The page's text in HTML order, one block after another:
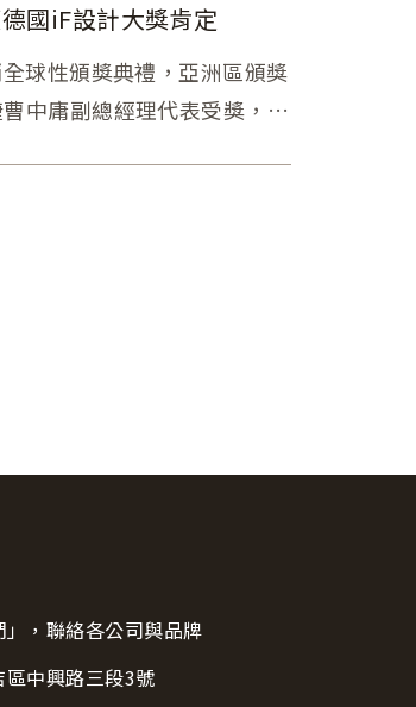
國iF設計大獎肯定
球性頒獎典禮，亞洲區頒獎
中庸副總經理代表受獎，
，聯絡各公司與品牌
中興路三段3號